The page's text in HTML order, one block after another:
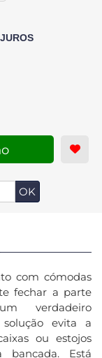
com cómodas
fechar a parte
verdadeiro
evita a
ou estojos
Está